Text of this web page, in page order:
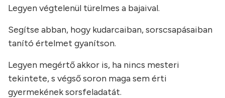
Legyen végtelenül türelmes a bajaival.
Segítse abban, hogy kudarcaiban, sorscsapásaiban
tanító értelmet gyanítson.
Legyen megértő akkor is, ha nincs mesteri
tekintete, s végső soron maga sem érti
gyermekének sorsfeladatát.